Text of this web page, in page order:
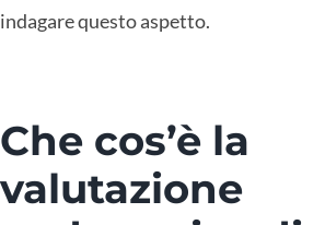
indagare questo aspetto.
Che cos’è la
valutazione